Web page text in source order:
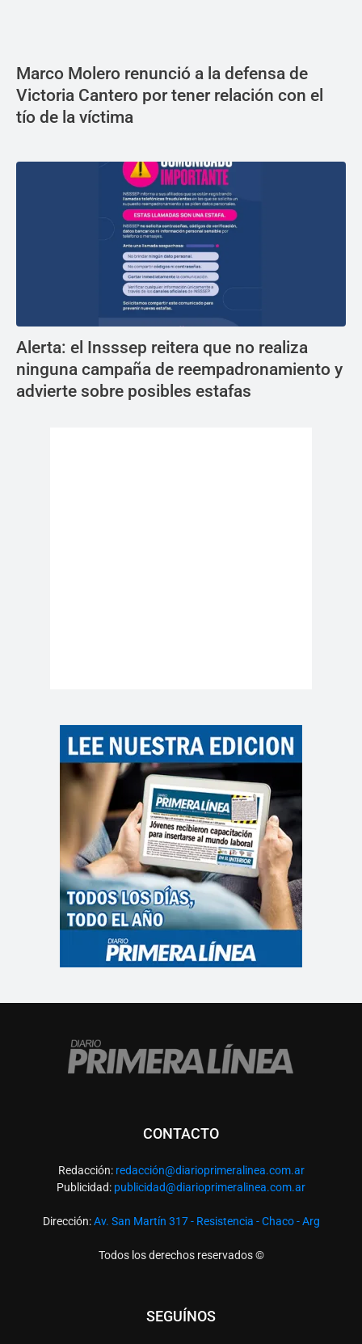
Marco Molero renunció a la defensa de
Victoria Cantero por tener relación con el
tío de la víctima
Alerta: el Insssep reitera que no realiza
ninguna campaña de reempadronamiento y
advierte sobre posibles estafas
CONTACTO
Redacción: redacción@diarioprimeralinea.com.ar
Publicidad: publicidad@diarioprimeralinea.com.ar
Dirección:Av. San Martín 317 - Resistencia - Chaco - Arg
Todos los derechos reservados ©
SEGUÍNOS